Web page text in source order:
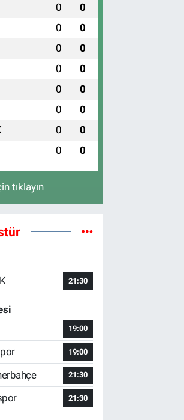
0 0
0 0
0 0
0 0
0 0
0 0
0 0
0 0
tıklayın
21:30
19:00
19:00
21:30
21:30